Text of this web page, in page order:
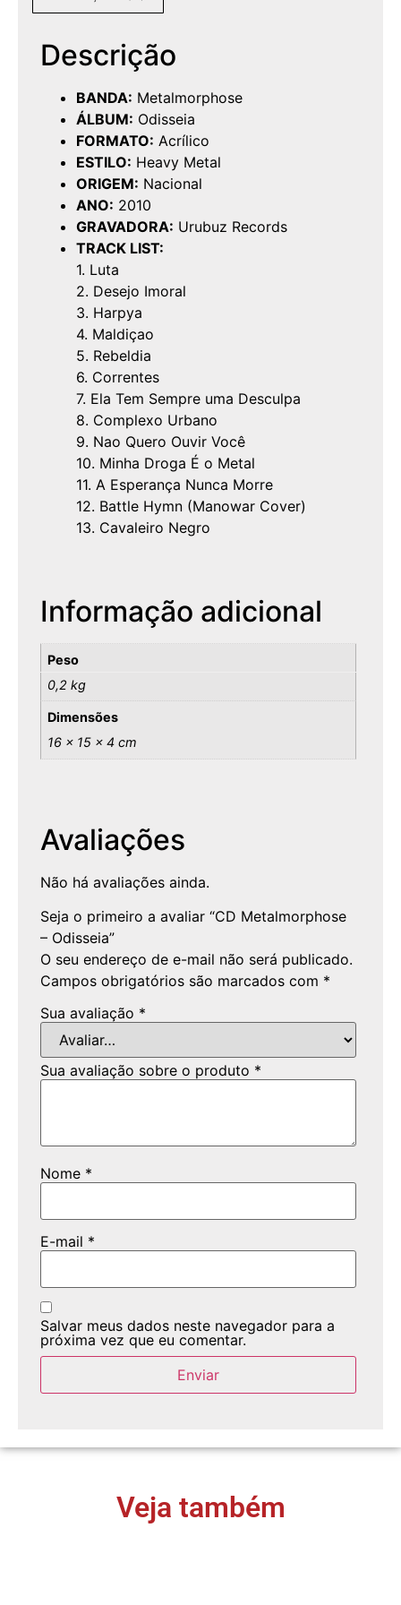
Descrição
BANDA: Metalmorphose
ÁLBUM: Odisseia
FORMATO: Acrílico
ESTILO: Heavy Metal
ORIGEM: Nacional
ANO: 2010
GRAVADORA: Urubuz Records
TRACK LIST:
1. Luta
2. Desejo Imoral
3. Harpya
4. Maldiçao
5. Rebeldia
6. Correntes
7. Ela Tem Sempre uma Desculpa
8. Complexo Urbano
9. Nao Quero Ouvir Você
10. Minha Droga É o Metal
11. A Esperança Nunca Morre
12. Battle Hymn (Manowar Cover)
13. Cavaleiro Negro
Informação adicional
Peso
0,2 kg
Dimensões
16 × 15 × 4 cm
Avaliações
Não há avaliações ainda.
Seja o primeiro a avaliar “CD Metalmorphose
– Odisseia”
O seu endereço de e-mail não será publicado.
Campos obrigatórios são marcados com *
Sua avaliação *
Sua avaliação sobre o produto *
Nome *
E-mail *
Salvar meus dados neste navegador para a
próxima vez que eu comentar.
Veja também